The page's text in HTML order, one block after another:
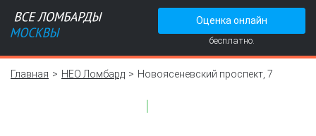
Оценка онлайн
бесплатно.
Главная НЕО Ломбард Новоясеневский проспект, 7